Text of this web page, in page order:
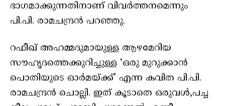
ഭാഗമാക്കുന്നതിനാണ് വിവർത്തനമെന്നും
പി.പി. രാമചന്ദ്രൻ പറഞ്ഞു.
റഫീഖ് അഹമ്മദുമായുള്ള ആഴമേറിയ
സൗഹൃദത്തെക്കുറിച്ചുള്ള ‘ഒരു മുറുക്കാൻ
പൊതിയുടെ ഓർമയ്ക്ക്’ എന്ന കവിത പി.പി.
രാമചന്ദ്രൻ ചൊല്ലി. ഇത് കൂടാതെ ഒരുവൾ,പച്ച